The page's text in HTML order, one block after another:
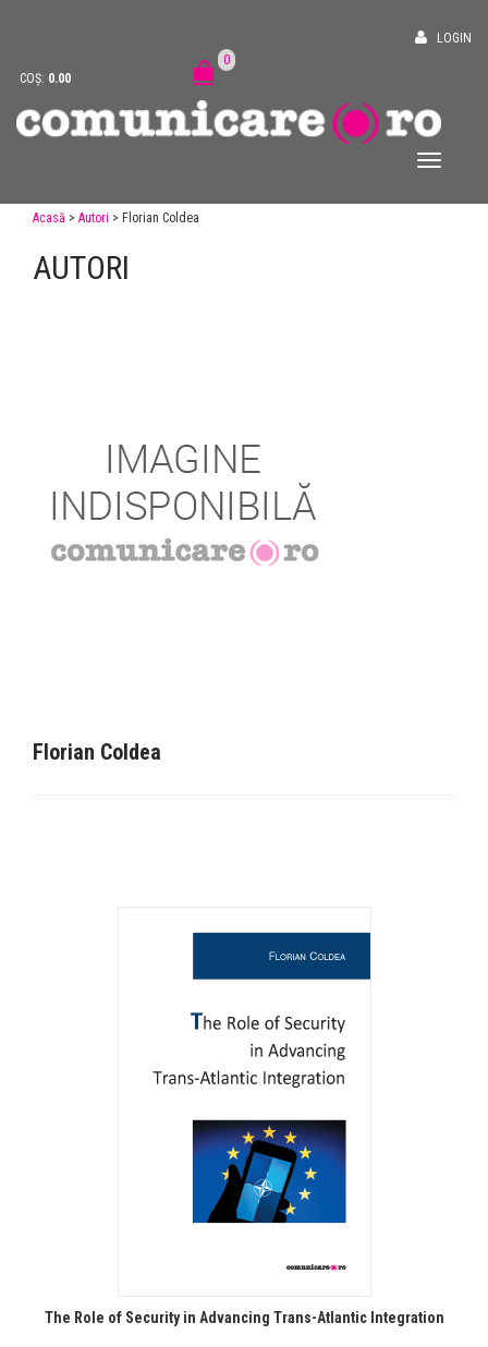
LOGIN
COȘ: 0.00
0
Acasă > Autori > Florian Coldea
AUTORI
Florian Coldea
The Role of Security in Advancing Trans-Atlantic Integration